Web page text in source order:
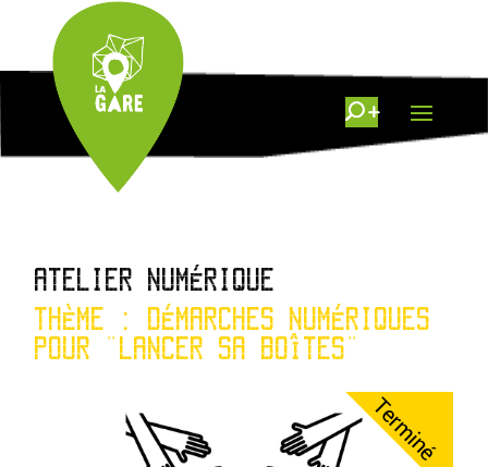
ATELIER NUMÉRIQUE
THÈME : DÉMARCHES NUMÉRIQUES
POUR "LANCER SA BOÎTES"
Terminé